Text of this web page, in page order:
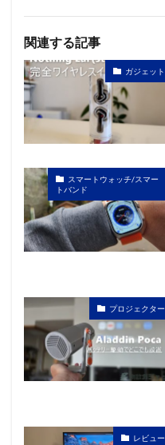
関連する記事
ガジェット
スマートウォッチ/スマー
トバンド
プロジェクター
レビュー